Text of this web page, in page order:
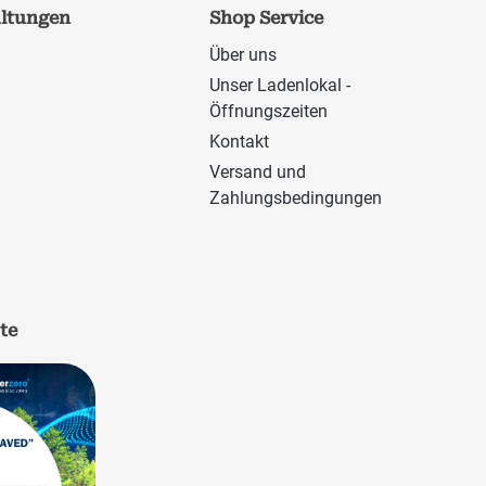
Shop Service
Über uns
Unser Ladenlokal -
Öffnungszeiten
Kontakt
Versand und
Zahlungsbedingungen